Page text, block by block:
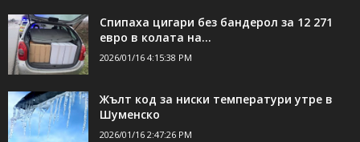
Спипаха цигари без бандерол за 12 271
евро в колата на...
2026/01/16 4:15:38 PM
Жълт код за ниски температури утре в
Шуменско
2026/01/16 2:47:26 PM